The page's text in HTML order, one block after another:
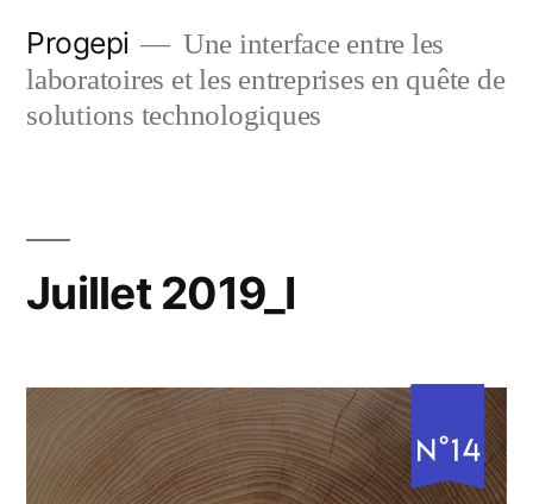
content
Progepi
Une interface entre les
laboratoires et les entreprises en quête de
solutions technologiques
Juillet 2019_I